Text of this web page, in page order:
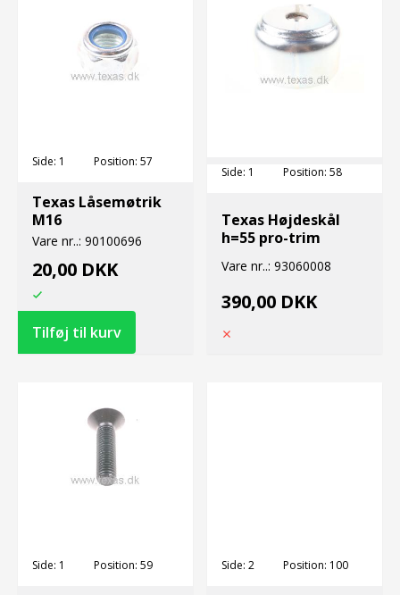
Side: 1 Position: 57
Texas Låsemøtrik
M16
Vare nr..: 90100696
20,00 DKK
Side: 1 Position: 58
Texas Højdeskål
h=55 pro-trim
Vare nr..: 93060008
390,00 DKK
Side: 1 Position: 59 Side: 2 Position: 100